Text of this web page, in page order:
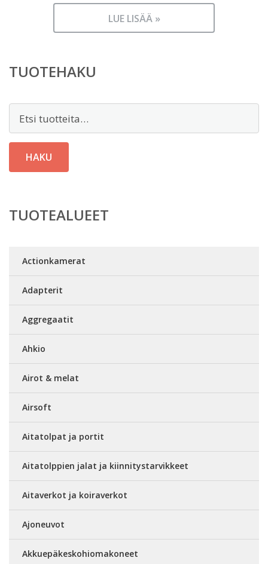
LUE LISÄÄ »
TUOTEHAKU
HAKU
TUOTEALUEET
Actionkamerat
Adapterit
Aggregaatit
Ahkio
Airot & melat
Airsoft
Aitatolpat ja portit
Aitatolppien jalat ja kiinnitystarvikkeet
Aitaverkot ja koiraverkot
Ajoneuvot
Akkuepäkeskohiomakoneet